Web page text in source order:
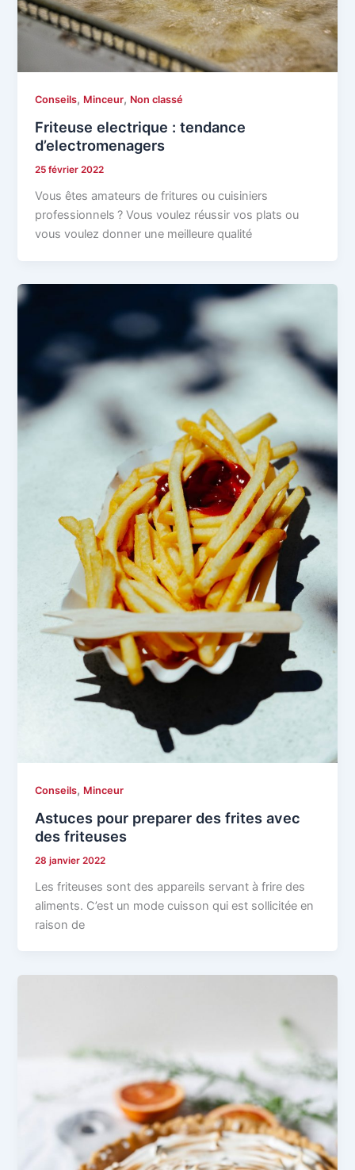
Conseils, Minceur, Non classé
Friteuse electrique : tendance
d’electromenagers
25 février 2022
Vous êtes amateurs de fritures ou cuisiniers
professionnels ? Vous voulez réussir vos plats ou
vous voulez donner une meilleure qualité
Conseils, Minceur
Astuces pour preparer des frites avec
des friteuses
28 janvier 2022
Les friteuses sont des appareils servant à frire des
aliments. C’est un mode cuisson qui est sollicitée en
raison de